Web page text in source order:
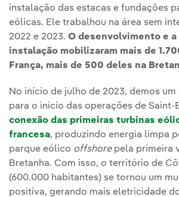
instalação das estacas e fundações
eólicas. Ele trabalhou na área sem
2022 e 2023. O desenvolvimento e
instalação mobilizaram mais de
França, mais de 500 deles na
No início de julho de 2023, demos um
para o início das operações de Saint-
conexão das primeiras turbinas
francesa, produzindo energia limpa
parque eólico offshorepela primeira
Bretanha. Com isso, o território de
(600.000 habitantes) se tornou um
positiva, gerando mais eletricidade